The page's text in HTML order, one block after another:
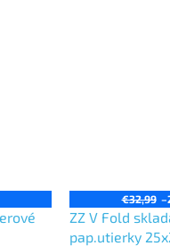
€32,99
ZZ V Fold
pap.utierky